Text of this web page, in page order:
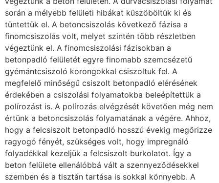
során a mélyebb felületi hibákat küszöböltük ki és
tüntettük el. A betoncsiszolás következő fázisa a
finomcsiszolás volt, melyet szintén több részletben
végeztünk el. A finomcsiszolási fázisokban a
betonpadló felületét egyre finomabb szemcsézetű
gyémántcsiszoló korongokkal csiszoltuk fel. A
megfelelő minőségű csiszolt betonpadló elérésének
érdekében a csiszolási folyamatokba beleépítettük a
polírozást is. A polírozás elvégzését követően még nem
értünk a betoncsiszolás folyamatának a végére. Ahhoz,
hogy a felcsiszolt betonpadló hosszú évekig megőrizze
ragyogó fényét, szükséges volt, hogy impregnáló
folyadékkal kezeljük a felcsiszolt burkolatot. Így a
beton felülete ellenálóbbá vált a szennyeződésekkel
szemben és a tisztán tartása is sokkal könnyebb. A